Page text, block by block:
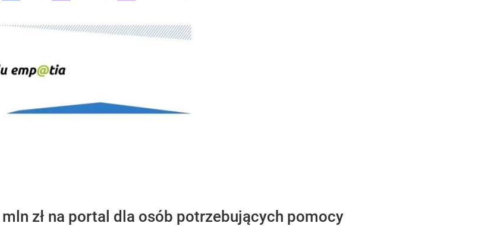
zł na portal dla osób potrzebujących pomocy